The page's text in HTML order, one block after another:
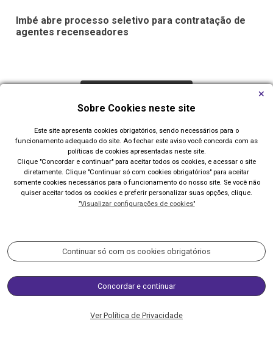
Imbé abre processo seletivo para contratação de
agentes recenseadores
Todas as Notícias
Sobre Cookies neste site
Este site apresenta cookies obrigatórios, sendo necessários para o
funcionamento adequado do site. Ao fechar este aviso você concorda com as
políticas de cookies apresentadas neste site.
Clique "Concordar e continuar" para aceitar todos os cookies, e acessar o site
diretamente. Clique "Continuar só com cookies obrigatórios" para aceitar
somente cookies necessários para o funcionamento do nosso site. Se você não
quiser aceitar todos os cookies e preferir personalizar suas opções, clique.
"Visualizar configurações de cookies"
Continuar só com os cookies obrigatórios
Concordar e continuar
Ver Política de Privacidade
Prefeitura de Imbé
Acompanhe nossas redes sociais:
(51) 3627-8200 / 3627-8500